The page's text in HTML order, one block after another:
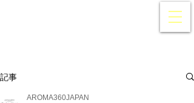
記事
AROMA360JAPAN